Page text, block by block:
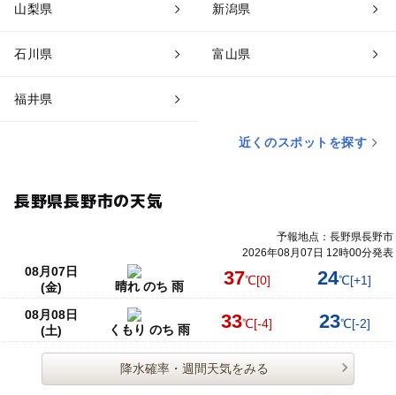
山梨県 新潟県
石川県 富山県
福井県
近くのスポットを探す
長野県長野市の天気
予報地点：長野県長野市
2026年08月07日 12時00分発表
08月07日
(金)
晴れ のち 雨 37℃[0] 24℃[+1]
08月08日
(土)
くもり のち 雨 33℃[-4] 23℃[-2]
降水確率・週間天気をみる